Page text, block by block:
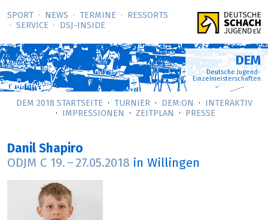
SPORT NEWS TERMINE
RESSORTS
SERVICE
DSJ-­INSIDE
DEM
Deutsche Jugend-
Einzelmeisterschaften
DEM 2018 STARTSEITE TURNIER DEM:ON
INTERAKTIV
IMPRESSIONEN
ZEITPLAN PRESSE
Danil Shapiro
ODJM C 19. – 27.05.2018 in Willingen